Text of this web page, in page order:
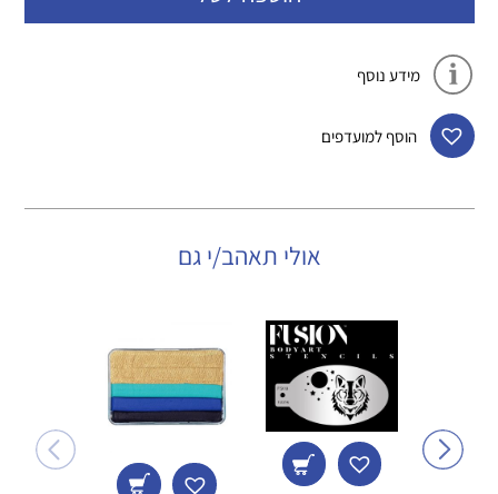
מידע נוסף
הוסף למועדפים
אולי תאהב/י גם